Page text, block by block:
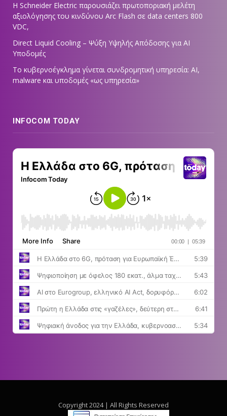
Η Schneider Electric παρουσιάζει πρωτοποριακή μελέτη
αξιολόγησης του κινδύνου Arc Flash σε data centers 800
VDC,
Direct Liquid Cooling – Ψύξη Υψηλής Απόδοσης για AI
Υποδομές
Το κυβερνοέγκλημα γίνεται συνδρομητική υπηρεσία: AI,
malware και υποδομές «ως υπηρεσία»
INFOCOM TODAY
Copyright 2024 | All Rights Reserved